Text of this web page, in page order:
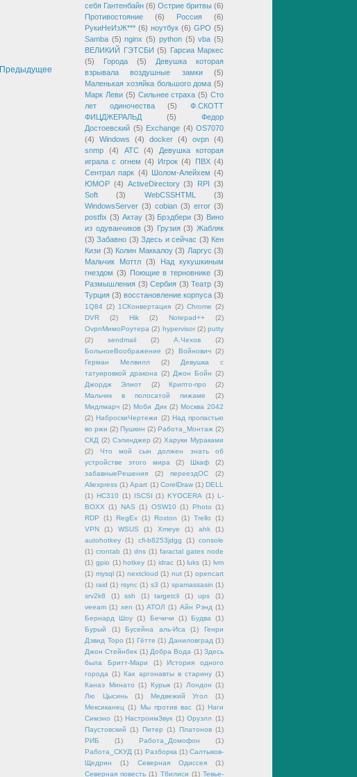
Предыдущее
себя Гантенбайн (6) Острие бритвы (6)
Противостояние
(6) Россия
(6)
РукиНеИзЖ*** (6) ноутбук (6) GPO (5)
Samba (5) nginx (5) python (5) vba (5)
ВЕЛИКИЙ ГЭТСБИ (5)
Гарсиа Маркес
(5)
Города (5)
Девушка которая
взрывала воздушные замки
(5)
Маленькая хозяйка большого дома (5)
Марк Леви (5) Сильнее страха (5) Сто
лет одиночества
(5)
Ф.СКОТТ
ФИЦДЖЕРАЛЬД
(5)
Федор
Достоевский (5) Exchange (4) OS7070
(4)
Windows (4) docker (4) ovpn (4)
snmp
(4) АТС (4)
Девушка которая
играла с огнем (4) Игрок (4) ПВХ (4)
Сентрал парк (4) Шолом-Алейхем (4)
ЮМОР (4) ActiveDirectory (3) RPI
(3)
Soft
(3) WebCSSHTML
(3)
WindowsServer (3) cobian (3) error (3)
postfix (3) Актау (3) Брэдбери (3) Вино
из одуванчиков (3) Грузия (3) Жабляк
(3) Забавно (3) Здесь и сейчас (3) Кен
Кизи (3) Колин Маккалоу (3) Ларгус (3)
Мальчик Моттл (3)
Над кукушкиным
гнездом (3) Поющие в терновнике (3)
Размышления (3) Сербия (3) Театр (3)
Турция (3) восстановление корпуса (3)
1Q84 (2) 1СКонвертация (2) Chrome (2)
DVR
(2) Hik (2) Notepad++
(2)
OvpnМимоРоутера (2) hypervisor (2) putty
(2)
sendmail (2) А.Чехов
(2)
БольноеВоображение
(2) Войнович (2)
Герман Мелвилл
(2)
Девушка с
татуировкой дракона (2) Джон Бойн (2)
Джордж Элиот
(2) Крипто-про
(2)
Мальчик в полосатой пижаме
(2)
Мидлмарч (2) Моби Дик (2) Москва 2042
(2) НаброскиЧертежи (2) Над пропастью
во ржи (2) Пушкин (2) Работа_Монтаж (2)
СКД (2) Сэлинджер (2) Харуки Мураками
(2)
Что мой сын должен знать об
устройстве этого мира
(2) Шкаф
(2)
забавныеРешения
(2) переездОС
(2)
Aliexpress (1) Apart (1) CorelDraw (1) DELL
(1) HC310 (1) ISCSI (1) KYOCERA (1) L-
BOXX (1) NAS (1) OSW10 (1) Photo (1)
RDP
(1) RegEx (1) Roxton (1) Trello
(1)
VPN
(1) WSUS (1) Xmeye (1) ahk
(1)
autohotkey (1) cfi-b8253jdgg (1) console
(1) crontab (1) dns (1) faractal gates node
(1) gpio (1) hotkey (1) idrac (1) luks (1) lvm
(1) mysql (1) nextcloud (1) nut (1) opencart
(1) raid (1) rsync (1) s3 (1) spamassasin (1)
srv2k8
(1) ssh (1) targetcli (1) ups
(1)
veeam (1) xen (1) АТОЛ (1) Айн Рэнд (1)
Бернард Шоу (1) Бечичи (1) Будва (1)
Бурый
(1) Бусейна аль-Иса (1)
Генри
Дэвид Торо (1) Гётте (1) Даниловград (1)
Джон Стейнбек (1) Добра Вода (1) Здесь
была Бритт-Мари
(1)
История одного
города (1) Как аргонавты в старину (1)
Канаэ Минато (1) Курык (1) Лондон (1)
Лю Цысинь
(1) Медвежий Угол
(1)
Мексиканец (1) Мы против вас (1) Наги
Симэно (1) НастроимЗвук (1) Оруэлл (1)
Паустовский (1) Питер (1) Платонов (1)
РИБ
(1) Работа_Домофон
(1)
Работа_СКУД (1) Разборка (1) Салтыков-
Щедрин
(1) Северная Одиссея
(1)
Северная повесть (1) Тбилиси (1) Тевье-